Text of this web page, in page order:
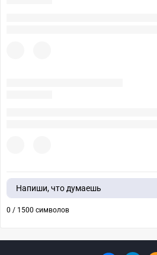
Напиши, что думаешь
0 / 1500 символов